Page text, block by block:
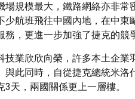
規模最大，鐵路網絡亦非
航班飛往中國內地，在中
，更進一步加強了捷克的競
業欣欣向榮，許多本土企
此同時，自從捷克總統米
天，兩國關係更上一層樓。